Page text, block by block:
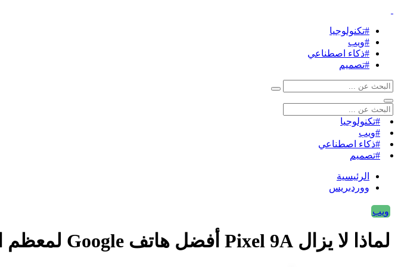
#تكنولوجيا
#ويب
#ذكاء اصطناعي
#تصميم
#تكنولوجيا
#ويب
#ذكاء اصطناعي
#تصميم
الرئيسية
ووردبريس
ويب
لماذا لا يزال Pixel 9A أفضل هاتف Google لمعظم الناس